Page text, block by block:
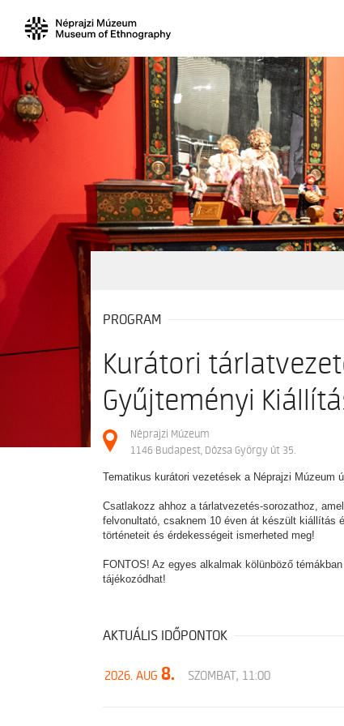
PROGRAM
Kurátori
Gyűjteményi
Néprajzi Múzeum
1146 Budapest, Dózsa György út 35.
Tematikus kurátori vezetések a Néprajzi Múzeum
Csatlakozz ahhoz a tárlatvezetés-sorozathoz,
felvonultató, csaknem 10 éven át készült kiállítás
történeteit és érdekességeit ismerheted meg!
FONTOS! Az egyes alkalmak kölünböző
tájékozódhat!
AKTUÁLIS IDŐPONTOK
2026. AUG 8. SZOMBAT, 11:00